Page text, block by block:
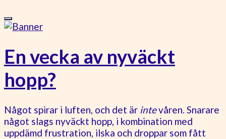
En vecka av nyväckt
hopp?
Något spirar i luften, och det är intevåren. Snarare
något slags nyväckt hopp, i kombination med
uppdämd frustration, ilska och droppar som fått